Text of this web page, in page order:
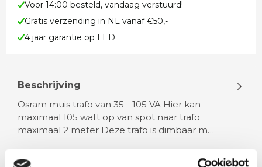
Voor 14:00 besteld, vandaag verstuurd!
Gratis verzending in NL vanaf €50,-
4 jaar garantie op LED
Beschrijving
Osram muis trafo van 35 - 105 VA Hier kan
maximaal 105 watt op van spot naar trafo
maximaal 2 meter Deze trafo is dimbaar m…